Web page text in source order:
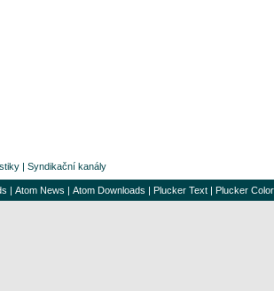
| Syndikační kanály
| Atom News | Atom Downloads | Plucker Text | Plucker Color